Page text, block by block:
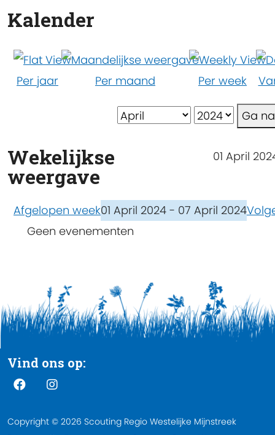
Kalender
Per jaar Per maand Per week
Ga
Wekelijkse
weergave
01 April
Afgelopen week01 April 2024 - 07 April 2024
Geen evenementen
Vind ons op:
Copyright © 2026 Scouting Regio Westelijke Mijnstreek